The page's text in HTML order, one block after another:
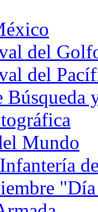
del
del
Búsqueda
Mundo